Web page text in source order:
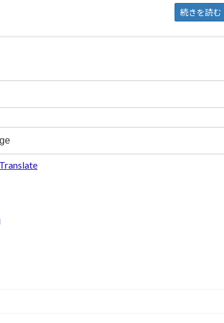
続きを読む
Translate